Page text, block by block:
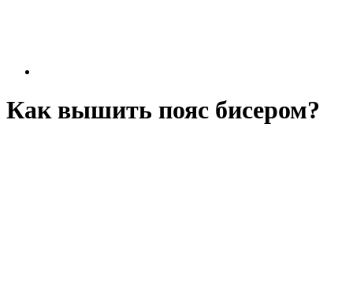
Как вышить пояс бисером?